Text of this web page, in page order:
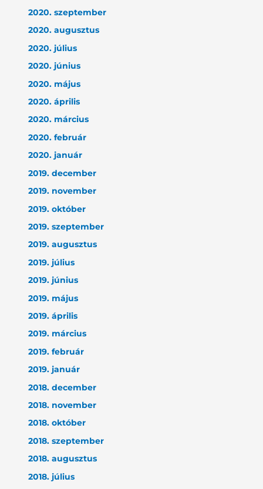
2020. szeptember
2020. augusztus
2020. július
2020. június
2020. május
2020. április
2020. március
2020. február
2020. január
2019. december
2019. november
2019. október
2019. szeptember
2019. augusztus
2019. július
2019. június
2019. május
2019. április
2019. március
2019. február
2019. január
2018. december
2018. november
2018. október
2018. szeptember
2018. augusztus
2018. július